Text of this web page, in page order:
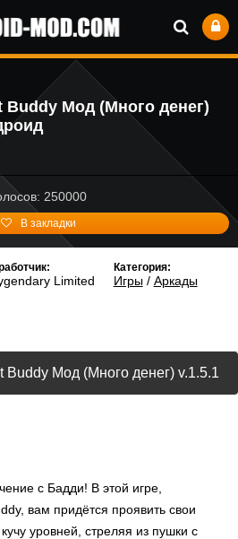
Buddy Мод (Много денег)
250000
В закладки
Limited
Категория:
Игры/ Аркады
Buddy Мод (Много денег) v.1.5.1
с Бадди! В этой игре,
вам придётся проявить свои
уровней, стреляя из пушки с